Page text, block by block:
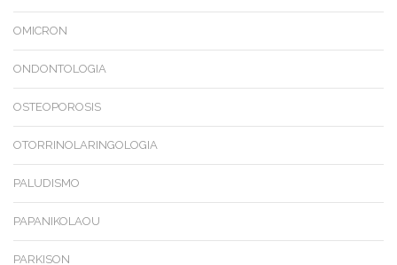
OMICRON
ONDONTOLOGIA
OSTEOPOROSIS
OTORRINOLARINGOLOGIA
PALUDISMO
PAPANIKOLAOU
PARKISON